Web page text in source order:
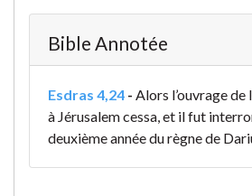
Bible Annotée
Esdras 4,24 - Alors l’ouvrage de
à Jérusalem cessa, et il fut
deuxième année du règne de